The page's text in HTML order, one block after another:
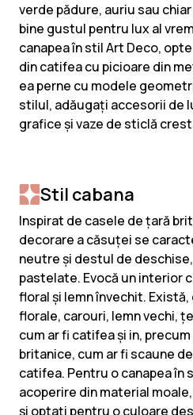
verde pădure, auriu sau
bine gustul pentru lux al
canapea în stil Art Deco,
din catifea cu picioare din
ea perne cu modele
stilul, adăugați accesorii de
grafice și vaze de sticlă
Stil cabana
Inspirat de casele de țară
decorare a căsuței se
neutre și destul de
pastelate. Evocă un interior
floral și lemn învechit.
florale, carouri, lemn vechi,
cum ar fi catifea și in,
britanice, cum ar fi scaune
catifea. Pentru o canapea
acoperire din material
și optați pentru o culoare